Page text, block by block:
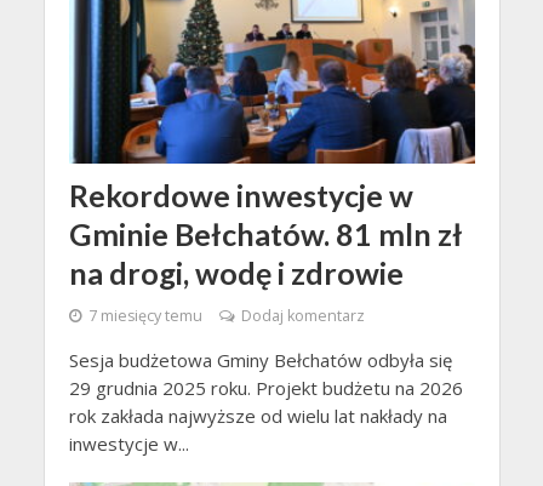
Rekordowe inwestycje w
Gminie Bełchatów. 81 mln zł
na drogi, wodę i zdrowie
7 miesięcy temu Dodaj komentarz
Sesja budżetowa Gminy Bełchatów odbyła się
29 grudnia 2025 roku. Projekt budżetu na 2026
rok zakłada najwyższe od wielu lat nakłady na
inwestycje w...